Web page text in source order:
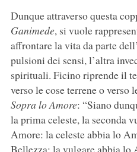
Dunque attraverso questa
Ganimede, si vuole
affrontare la vita da parte
pulsioni dei sensi, l’altra
spirituali. Ficino riprende il
verso le cose terrene o
Sopra lo Amore: “Siano
la prima celeste, la seconda
Amore: la celeste abbia lo